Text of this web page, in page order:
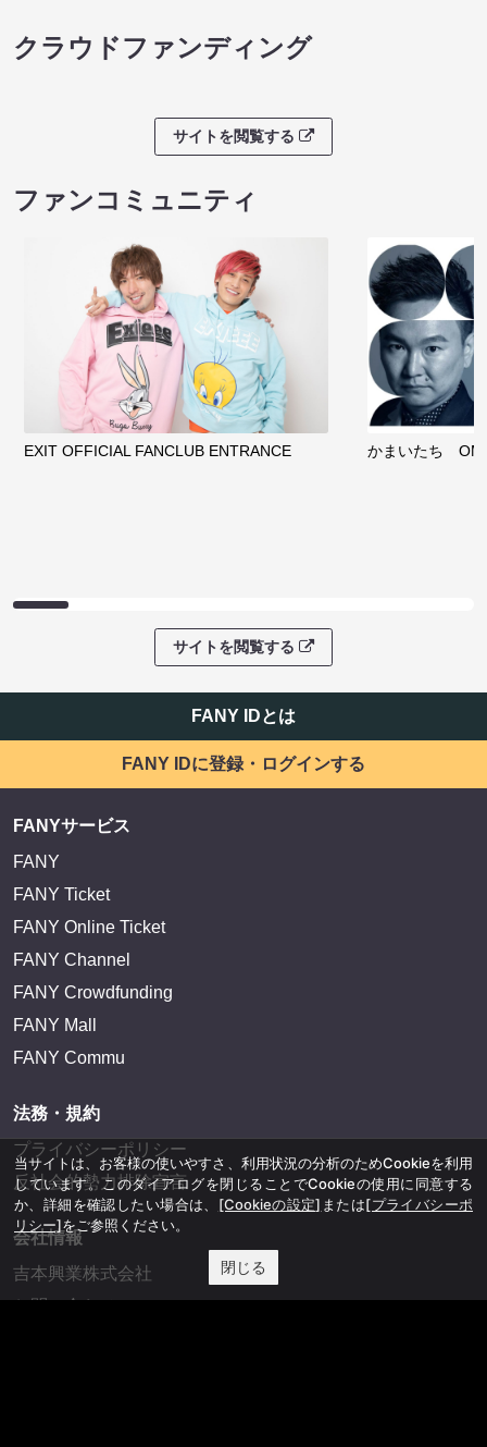
クラウドファンディング
サイトを閲覧する
ファンコミュニティ
EXIT OFFICIAL FANCLUB ENTRANCE かまいたち
サイトを閲覧する
FANY IDとは
FANY IDに登録・ログインする
FANYサービス
FANY
FANY Ticket
FANY Online Ticket
FANY Channel
FANY Crowdfunding
FANY Mall
FANY Commu
法務・規約
プライバシーポリシー
反社会的勢力排除宣言
会社情報
吉本興業株式会社
お問い合わせ
当サイトは、お客様の使いやすさ、利用状況の分析のためCookieを利用
しています。このダイアログを閉じることでCookieの使用に同意する
か、詳細を確認したい場合は、 [Cookieの設定] または[プライバシーポ
リシー]をご参照ください。
閉じる